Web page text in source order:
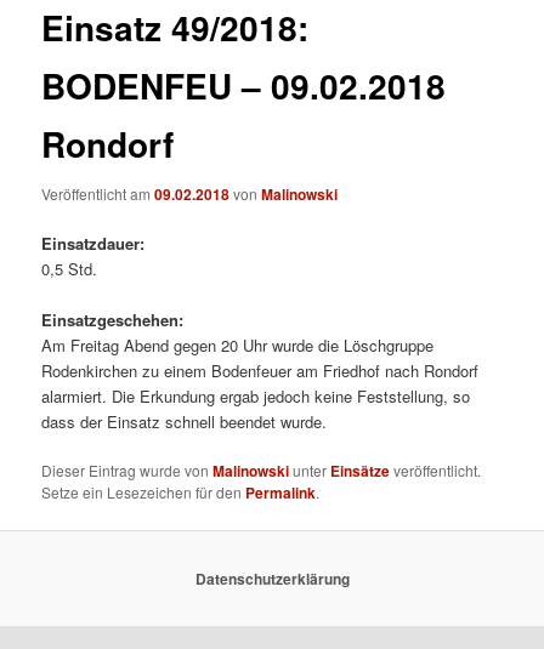
Einsatz 49/2018:
BODENFEU – 09.02.2018
Rondorf
Veröffentlicht am09.02.2018vonMalinowski
Einsatzdauer:
0,5 Std.
Einsatzgeschehen:
Am Freitag Abend gegen 20 Uhr wurde die Löschgruppe
Rodenkirchen zu einem Bodenfeuer am Friedhof nach Rondorf
alarmiert. Die Erkundung ergab jedoch keine Feststellung, so
dass der Einsatz schnell beendet wurde.
Dieser Eintrag wurde vonMalinowskiunter Einsätzeveröffentlicht.
Setze ein Lesezeichen für den Permalink.
Datenschutzerklärung